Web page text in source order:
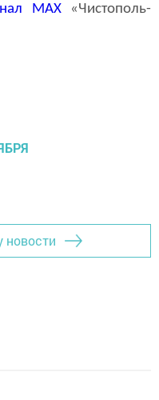
MAX«Чистополь-
новости